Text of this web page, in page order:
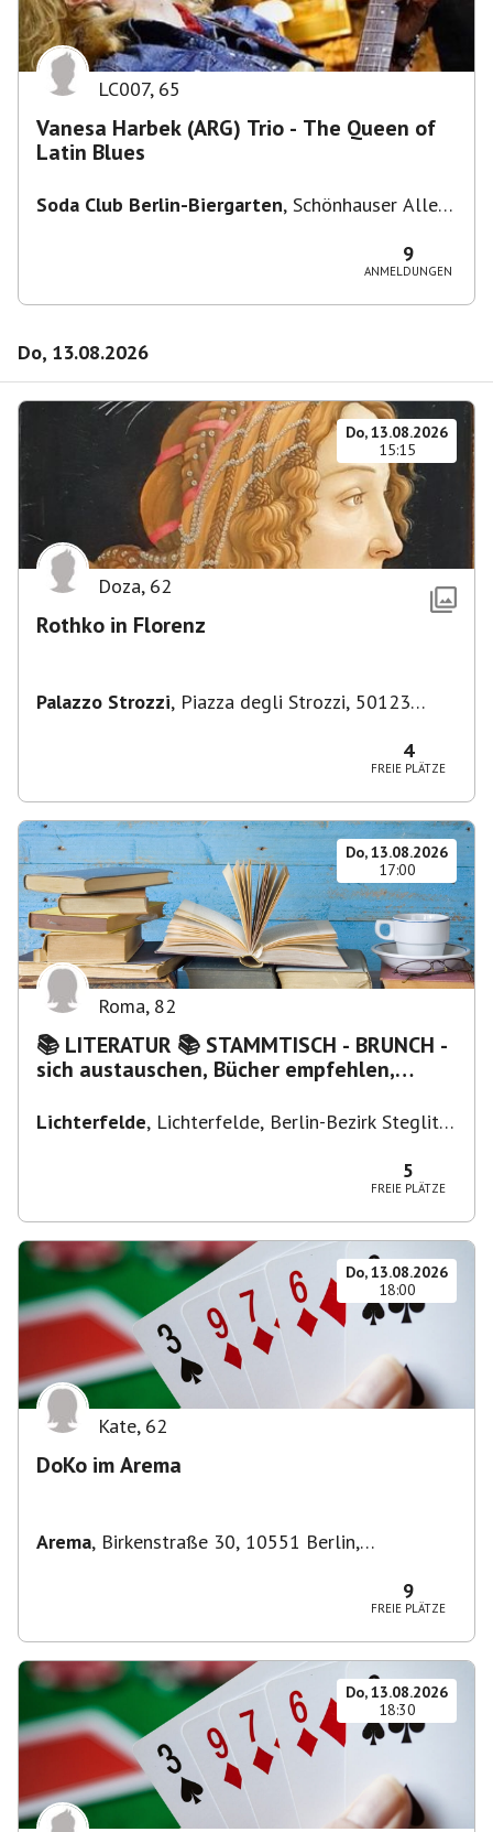
LC007, 65
Vanesa Harbek (ARG) Trio - The Queen of
Latin Blues
Soda Club Berlin-Biergarten, Schönhauser Allee
9
ANMELDUNGEN
Do, 13.08.2026
Do, 13.08.2026
15:15
Doza, 62
Rothko in Florenz
Palazzo Strozzi, Piazza degli Strozzi, 50123
4
FREIE PLÄTZE
Do, 13.08.2026
17:00
Roma, 82
📚 LITERATUR 📚 STAMMTISCH - BRUNCH -
sich austauschen, Bücher empfehlen,
Lichterfelde, Lichterfelde, Berlin-Bezirk Steglitz-
5
FREIE PLÄTZE
Do, 13.08.2026
18:00
Kate, 62
DoKo im Arema
Arema, Birkenstraße 30, 10551 Berlin,
9
FREIE PLÄTZE
Do, 13.08.2026
18:30